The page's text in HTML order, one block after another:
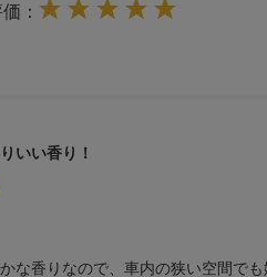
：
いい香り！
な香りなので、車内の狭い空間でも